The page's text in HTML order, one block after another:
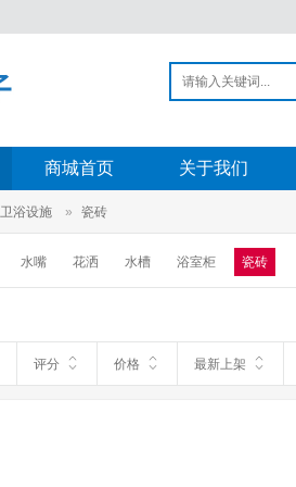
商城首页 关于我们
卫浴设施 瓷砖
水嘴 花洒 水槽 浴室柜 瓷砖
评分 价格 最新上架